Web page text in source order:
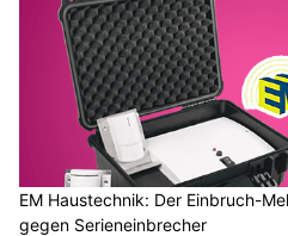
EM Haustechnik: Der Einbruch-
gegen Serieneinbrecher